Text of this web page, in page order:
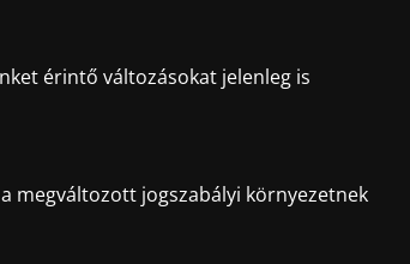
érintő változásokat jelenleg is
megváltozott jogszabályi környezetnek